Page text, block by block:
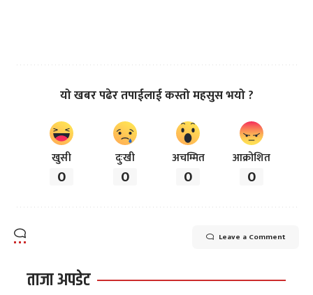
यो खबर पढेर तपाईलाई कस्तो महसुस भयो ?
खुसी
0
दुःखी
0
अचम्मित
0
आक्रोशित
0
Leave a Comment
ताजा अपडेट